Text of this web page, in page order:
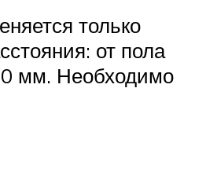
только
от пола
мм. Необходимо